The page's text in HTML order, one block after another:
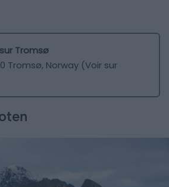
Tromsø
Tromsø, Norway (Voir sur